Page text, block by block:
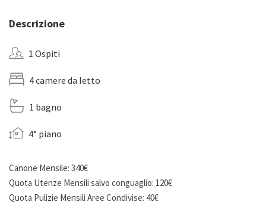
Descrizione
1 Ospiti
4 camere da letto
1 bagno
4° piano
Canone Mensile: 340€
Quota Utenze Mensili salvo conguaglio: 120€
Quota Pulizie Mensili Aree Condivise: 40€